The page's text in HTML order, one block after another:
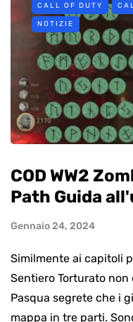
CALL OF DUTY
NOTIZIE
COD WW2
Path Guida
Gennaio 24, 2024
Similmente ai capitoli
Sentiero Torturato
Pasqua segrete che i
mappa in tre parti.